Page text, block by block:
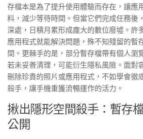
存檔本是為了提升使用體驗而存在，讓應
料，減少等待時間。但當它們完成任務後
深處，日積月累形成龐大的數位廢墟。許
應用程式就能解決問題，殊不知殘留的暫
間。更棘手的是，部分暫存檔帶有個人瀏
若未妥善清理，可能衍生隱私風險。面對
刪除珍貴的照片或應用程式，不如學會徹
殺手，讓手機重獲流暢運作的活力。
揪出隱形空間殺手：暫存
公開